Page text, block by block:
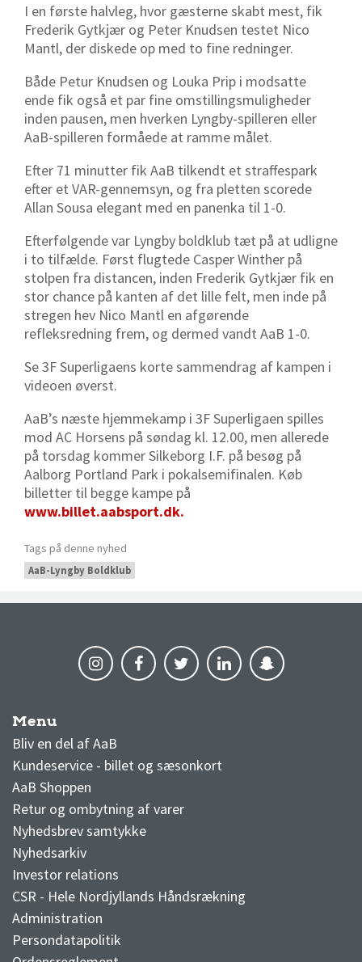
I en første halvleg, hvor gæsterne skabt mest, fik
Frederik Gytkjær og Peter Knudsen testet Nico
Mantl, der diskede op med to fine redninger.
Både Petur Knudsen og Louka Prip i modsatte
ende fik også et par fine omstillingsmuligheder
inden pausen, men hverken Lyngby-spilleren eller
AaB-spilleren formåede at ramme målet.
Efter 71 minutter fik AaB tilkendt et straffespark
efter et VAR-gennemsyn, og fra pletten scorede
Allan Sousa elegant med en panenka til 1-0.
Efterfølgende var Lyngby boldklub tæt på at udligne
i to tilfælde. Først flugtede Casper Winther på
stolpen fra distancen, inden Frederik Gytkjær fik en
stor chance på kanten af det lille felt, men inde på
stregen hev Nico Mantl en afgørende
refleksredning frem, og dermed vandt AaB 1-0.
Se 3F Superligaens korte sammendrag af kampen i
videoen øverst.
AaB’s næste hjemmekamp i 3F Superligaen spilles
mod AC Horsens på søndag kl. 12.00, men allerede
på torsdag kommer Silkeborg I.F. på besøg på
Aalborg Portland Park i pokalsemifinalen. Køb
billetter til begge kampe på
www.billet.aabsport.dk.
Tags på denne nyhed
AaB-Lyngby Boldklub
Menu
Bliv en del af AaB
Kundeservice - billet og sæsonkort
AaB Shoppen
Retur og ombytning af varer
Nyhedsbrev samtykke
Nyhedsarkiv
Investor relations
CSR - Hele Nordjyllands Håndsrækning
Administration
Persondatapolitik